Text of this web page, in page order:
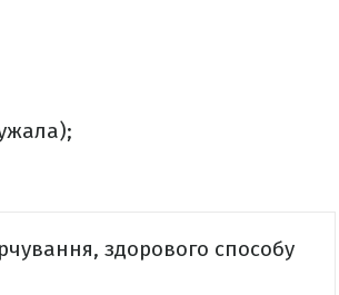
здорового способу